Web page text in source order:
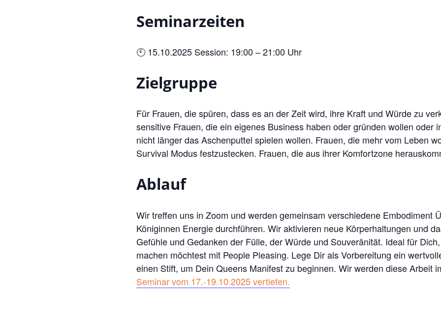
Seminarzeiten
🕙 15.10.2025 Session: 19:00 – 21:00 Uhr
Zielgruppe
Für Frauen, die spüren, dass es an der Zeit wird, ihre Kraft und Würde zu
sensitive Frauen, die ein eigenes Business haben oder gründen wollen oder
nicht länger das Aschenputtel spielen wollen. Frauen, die mehr vom Leben
Survival Modus festzustecken. Frauen, die aus ihrer Komfortzone
Ablauf
Wir treffen uns in Zoom und werden gemeinsam verschiedene Embodiment
Königinnen Energie durchführen. Wir aktivieren neue Körperhaltungen und
Gefühle und Gedanken der Fülle, der Würde und Souveränität. Ideal für
machen möchtest mit People Pleasing. Lege Dir als Vorbereitung ein
einen Stift, um Dein Queens Manifest zu beginnen. Wir werden diese Arbeit
Seminar vom 17.-19.10.2025 vertiefen.